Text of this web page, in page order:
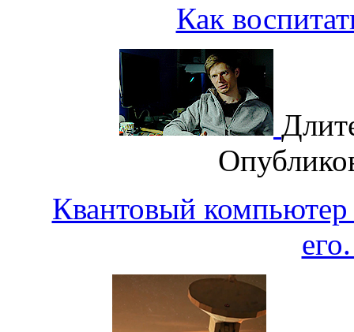
Как
Квантовый